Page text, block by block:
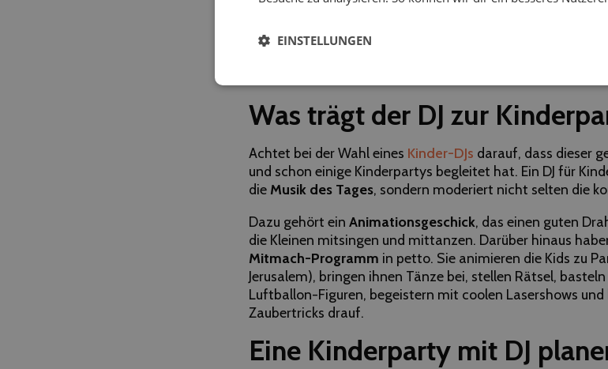
Überall da, wo eine Kinderparty stattfindet, ist ein DJ
Festen, privaten Kindergeburtstagen, Kindergarten- oder
Familienfesten wie Hochzeit oder Geburtstag. Bei großen
Was trägt der DJ zur
Achtet bei der Wahl eines Kinder-DJs darauf, dass dieser
und schon einige Kinderpartys begleitet hat. Ein DJ für
die Musik des Tages, sondern moderiert nicht selten die
Dazu gehört ein Animationsgeschick, das einen guten
die Kleinen mitsingen und mittanzen. Darüber hinaus
Mitmach-Programm in petto. Sie animieren die Kids zu
Jerusalem), bringen ihnen Tänze bei, stellen Rätsel,
Luftballon-Figuren, begeistern mit coolen Lasershows
Zaubertricks drauf.
Eine Kinderparty mit DJ
EINSTELLUNGEN